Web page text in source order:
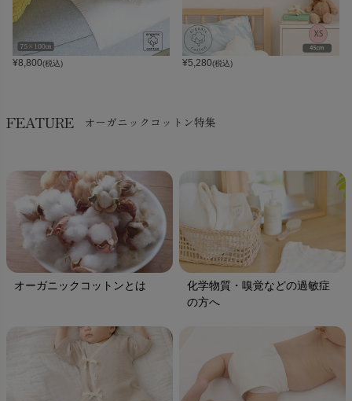
¥8,800(税込) ¥5,280(税込)
FEATURE オーガニックコットン特集
オーガニックコットンとは
化学物質・嗅覚などの過敏症
の方へ